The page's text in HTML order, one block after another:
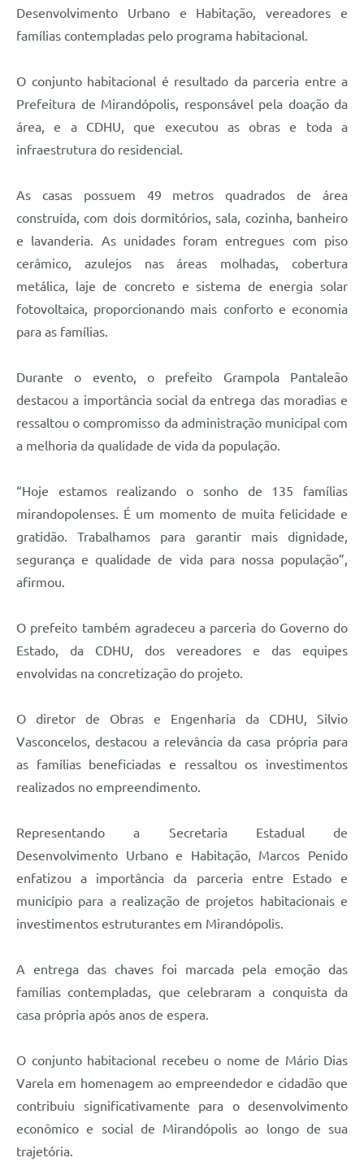
Desenvolvimento Urbano e Habitação, vereadores e
famílias contempladas pelo programa habitacional.
O conjunto habitacional é resultado da parceria entre a
Prefeitura de Mirandópolis, responsável pela doação da
área, e a CDHU, que executou as obras e toda a
infraestrutura do residencial.
As casas possuem 49 metros quadrados de área
construída, com dois dormitórios, sala, cozinha, banheiro
e lavanderia. As unidades foram entregues com piso
cerâmico, azulejos nas áreas molhadas, cobertura
metálica, laje de concreto e sistema de energia solar
fotovoltaica, proporcionando mais conforto e economia
para as famílias.
Durante o evento, o prefeito Grampola Pantaleão
destacou a importância social da entrega das moradias e
ressaltou o compromisso da administração municipal com
a melhoria da qualidade de vida da população.
“Hoje estamos realizando o sonho de 135 famílias
mirandopolenses. É um momento de muita felicidade e
gratidão. Trabalhamos para garantir mais dignidade,
segurança e qualidade de vida para nossa população”,
afirmou.
O prefeito também agradeceu a parceria do Governo do
Estado, da CDHU, dos vereadores e das equipes
envolvidas na concretização do projeto.
O diretor de Obras e Engenharia da CDHU, Silvio
Vasconcelos, destacou a relevância da casa própria para
as famílias beneficiadas e ressaltou os investimentos
realizados no empreendimento.
Representando a Secretaria Estadual de
Desenvolvimento Urbano e Habitação, Marcos Penido
enfatizou a importância da parceria entre Estado e
município para a realização de projetos habitacionais e
investimentos estruturantes em Mirandópolis.
A entrega das chaves foi marcada pela emoção das
famílias contempladas, que celebraram a conquista da
casa própria após anos de espera.
O conjunto habitacional recebeu o nome de Mário Dias
Varela em homenagem ao empreendedor e cidadão que
contribuiu significativamente para o desenvolvimento
econômico e social de Mirandópolis ao longo de sua
trajetória.